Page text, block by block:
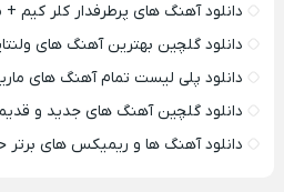
دانلود آهنگ های پرطرفدار کلر کیم
دانلود گلچین بهترین آهنگ های
دانلود پلی لیست تمام آهنگ های
دانلود گلچین آهنگ های جدید و
دانلود آهنگ ها و ریمیکس های برتر